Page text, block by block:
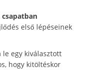
csapatban
első lépéseinek
egy kiválasztott
hogy kitöltéskor